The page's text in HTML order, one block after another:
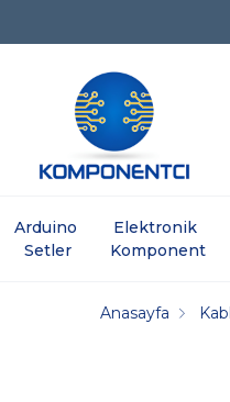
Arduino
Setler
Elektronik
Komponent
Anasayfa